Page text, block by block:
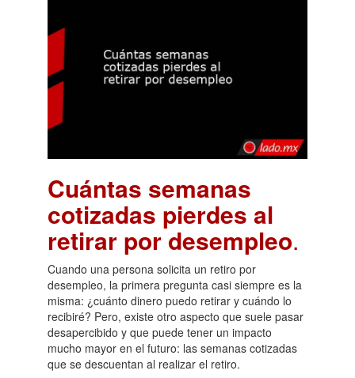
Cuántas semanas
cotizadas pierdes al
retirar por desempleo.
Cuando una persona solicita un retiro por
desempleo, la primera pregunta casi siempre es la
misma: ¿cuánto dinero puedo retirar y cuándo lo
recibiré? Pero, existe otro aspecto que suele pasar
desapercibido y que puede tener un impacto
mucho mayor en el futuro: las semanas cotizadas
que se descuentan al realizar el retiro.